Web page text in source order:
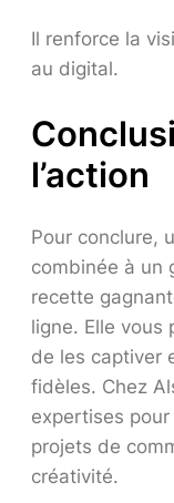
Il renforce la
au digital.
l’action
Pour conclure,
combinée à un
recette
ligne. Elle vous
de les captiver
fidèles. Chez
expertises
projets de
créativité.